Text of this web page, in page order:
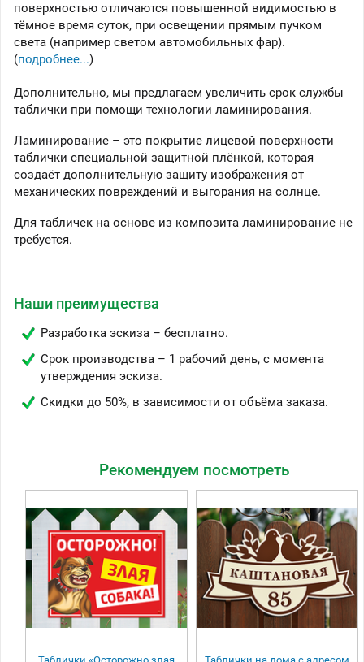
поверхностью отличаются повышенной видимостью в
тёмное время суток, при освещении прямым пучком
света (например светом автомобильных фар).
(подробнее...)
Дополнительно, мы предлагаем увеличить срок службы
таблички при помощи технологии ламинирования.
Ламинирование – это покрытие лицевой поверхности
таблички специальной защитной плёнкой, которая
создаёт дополнительную защиту изображения от
механических повреждений и выгорания на солнце.
Для табличек на основе из композита ламинирование не
требуется.
Наши преимущества
Разработка эскиза – бесплатно.
Срок производства – 1 рабочий день, с момента
утверждения эскиза.
Скидки до 50%, в зависимости от объёма заказа.
Рекомендуем посмотреть